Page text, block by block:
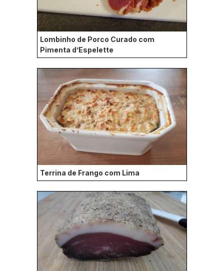
Lombinho de Porco Curado com
Pimenta d’Espelette
Terrina de Frango com Lima